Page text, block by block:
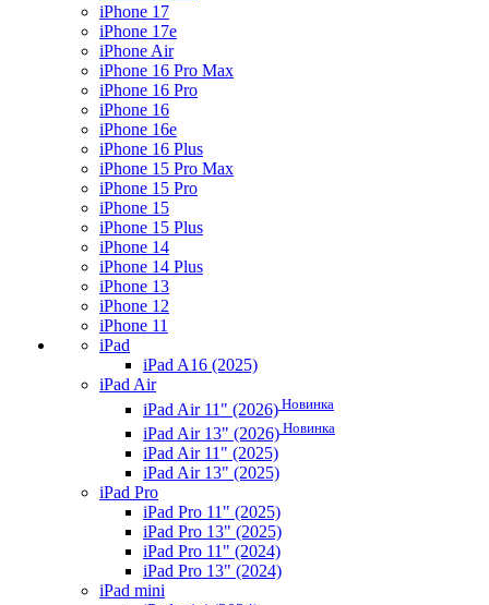
iPhone 17
iPhone 17e
iPhone Air
iPhone 16 Pro Max
iPhone 16 Pro
iPhone 16
iPhone 16e
iPhone 16 Plus
iPhone 15 Pro Max
iPhone 15 Pro
iPhone 15
iPhone 15 Plus
iPhone 14
iPhone 14 Plus
iPhone 13
iPhone 12
iPhone 11
iPad
iPad A16 (2025)
iPad Air
iPad Air 11" (2026) Новинка
iPad Air 13" (2026) Новинка
iPad Air 11" (2025)
iPad Air 13" (2025)
iPad Pro
iPad Pro 11" (2025)
iPad Pro 13" (2025)
iPad Pro 11" (2024)
iPad Pro 13" (2024)
iPad mini